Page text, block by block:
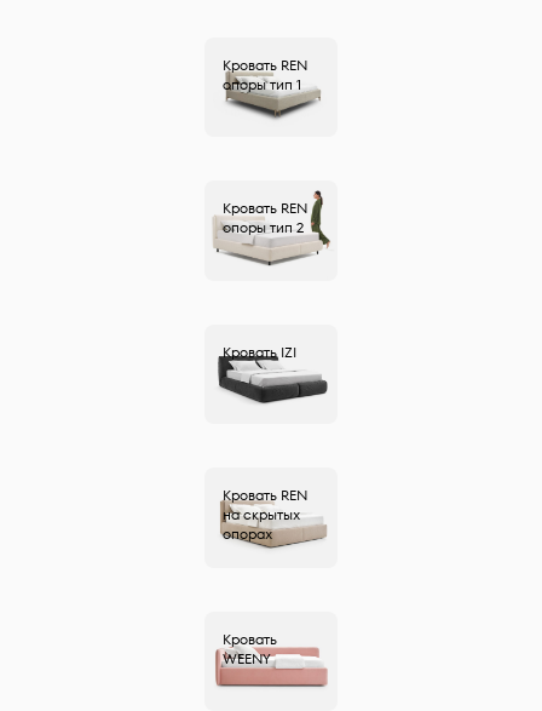
Кровать REN
опоры тип 1
Кровать REN
опоры тип 2
Кровать IZI
Кровать REN
на скрытых
опорах
Кровать
WEENY